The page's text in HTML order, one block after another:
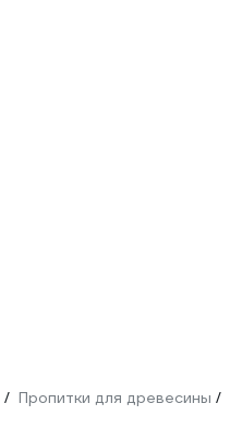
/ Пропитки для древесины /